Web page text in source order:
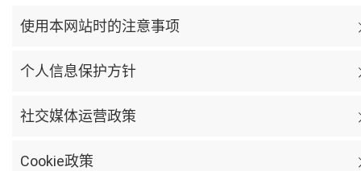
使用本网站时的注意事项
个人信息保护方针
社交媒体运营政策
Cookie政策